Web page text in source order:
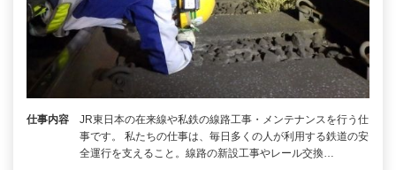
仕事内容
JR東日本の在来線や私鉄の線路工事・メンテナンスを行う仕
事です。 私たちの仕事は、毎日多くの人が利用する鉄道の安
全運行を支えること。線路の新設工事やレール交換…